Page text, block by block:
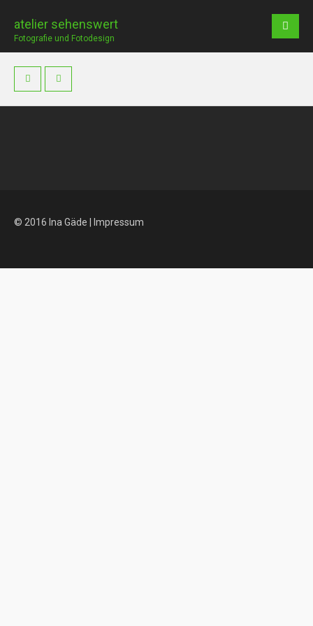
atelier sehenswert
Fotografie und Fotodesign
© 2016 Ina Gäde | Impressum